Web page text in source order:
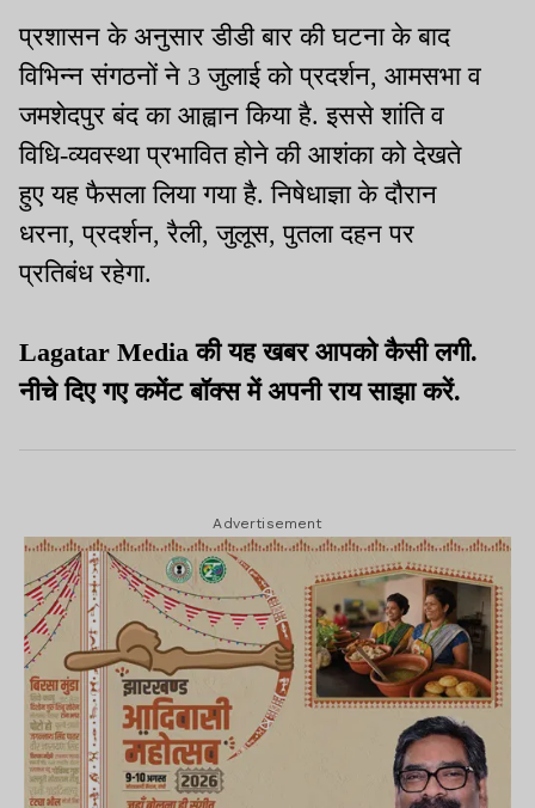
शुरू किया, अंत हम करेंगे
प्रशासन के अनुसार डीडी बार की घटना के बाद
विभिन्न संगठनों ने 3 जुलाई को प्रदर्शन, आमसभा व
जमशेदपुर बंद का आह्वान किया है. इससे शांति व
विधि-व्यवस्था प्रभावित होने की आशंका को देखते
हुए यह फैसला लिया गया है. निषेधाज्ञा के दौरान
धरना, प्रदर्शन, रैली, जुलूस, पुतला दहन पर
प्रतिबंध रहेगा.
Lagatar Media की यह खबर आपको कैसी लगी.
नीचे दिए गए कमेंट बॉक्स में अपनी राय साझा करें.
Advertisement